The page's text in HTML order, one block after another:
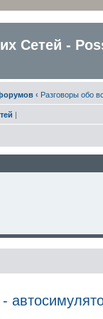
Сетей -
‹ Разговоры обо
|